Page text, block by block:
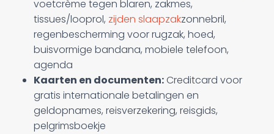
voetcrème tegen blaren, zakmes,
tissues/looprol, zijden slaapzakzonnebril,
regenbescherming voor rugzak, hoed,
buisvormige bandana, mobiele telefoon,
agenda
Kaarten en documenten:Creditcard voor
gratis internationale betalingen en
geldopnames, reisverzekering, reisgids,
pelgrimsboekje